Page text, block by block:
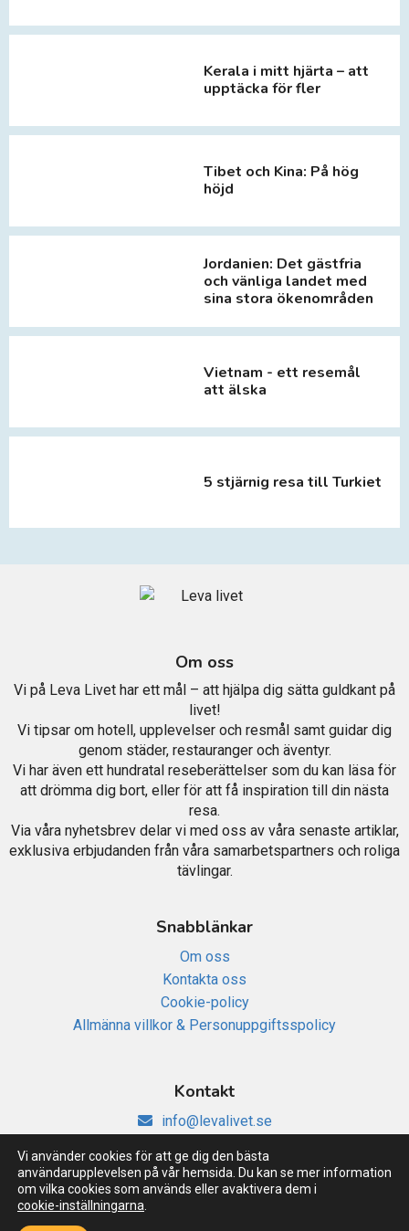
Kerala i mitt hjärta – att
upptäcka för fler
Tibet och Kina: På hög
höjd
Jordanien: Det gästfria
och vänliga landet med
sina stora ökenområden
Vietnam - ett resemål
att älska
5 stjärnig resa till Turkiet
Om oss
Vi på Leva Livet har ett mål – att hjälpa dig sätta guldkant på
livet!
Vi tipsar om hotell, upplevelser och resmål samt guidar dig
genom städer, restauranger och äventyr.
Vi har även ett hundratal reseberättelser som du kan läsa för
att drömma dig bort, eller för att få inspiration till din nästa
resa.
Via våra nyhetsbrev delar vi med oss av våra senaste artiklar,
exklusiva erbjudanden från våra samarbetspartners och roliga
tävlingar.
Snabblänkar
Om oss
Kontakta oss
Cookie-policy
Allmänna villkor & Personuppgiftsspolicy
Kontakt
info@levalivet.se
Copyright © 2026 Leva livet. Alla rättigheter reserverade.
Vi använder cookies för att ge dig den bästa
användarupplevelsen på vår hemsida. Du kan se mer information
om vilka cookies som används eller avaktivera dem i
cookie-inställningarna